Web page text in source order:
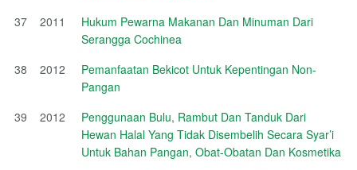
37
2011
Hukum Pewarna Makanan Dan Minuman Dari
Serangga Cochinea
38
2012
Pemanfaatan Bekicot Untuk Kepentingan Non-
Pangan
39
2012
Penggunaan Bulu, Rambut Dan Tanduk Dari
Hewan Halal Yang Tidak Disembelih Secara Syar’i
Untuk Bahan Pangan, Obat-Obatan Dan Kosmetika